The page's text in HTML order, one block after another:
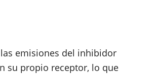
las emisiones del inhibidor
su propio receptor, lo que